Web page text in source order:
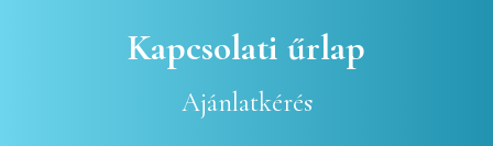
Kapcsolati űrlap
Ajánlatkérés